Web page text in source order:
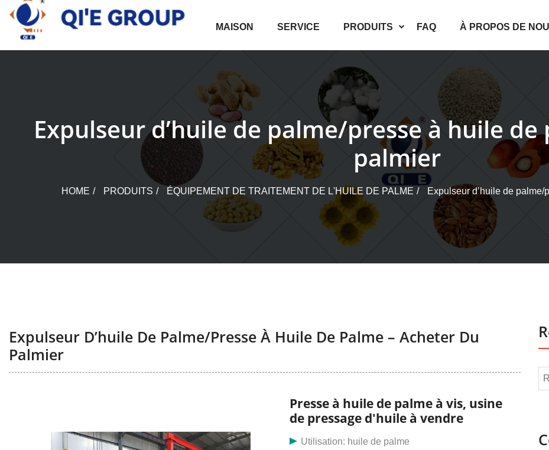
Skip
content
MAISON SERVICE PRODUITS FAQ À PROPOS DE
Expulseur d’huile de palme/presse à huile
palmier
HOME PRODUITS ÉQUIPEMENT DE TRAITEMENT DE L'HUILE DE PALME Expulseur d’huile de
Expulseur D’huile De Palme/presse À Huile De Palme – Acheter Du
Palmier
Presse à huile de palme à vis, usine
de pressage d'huile à vendre
Utilisation: huile de palme